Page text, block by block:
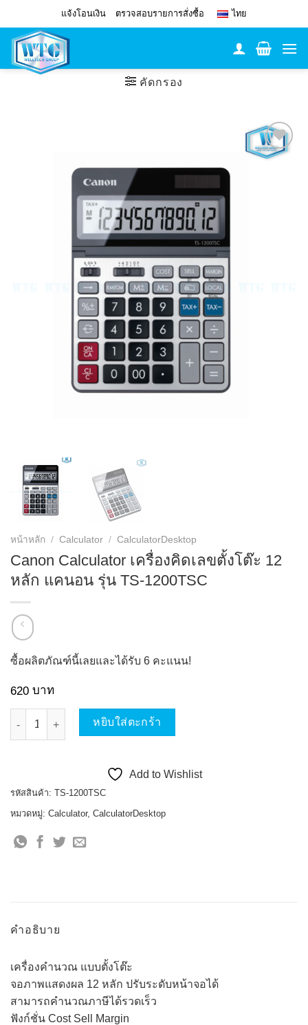
to
content
แจ้งโอนเงิน ตรวจสอบรายการสั่งซื้อ ไทย
คัดกรอง
หน้าหลัก / Calculator / CalculatorDesktop
Canon Calculator เครื่องคิดเลขตั้งโต๊ะ 12
หลัก แคนอน รุ่น TS-1200TSC
ซื้อผลิตภัณฑ์นี้เลยและได้รับ 6 คะแนน!
620 บาท
จำนวน Canon Calculator เครื่องคิดเลขตั้งโต๊ะ 12 หลัก แคนอน รุ่น
หยิบใส่ตะกร้า
Add to Wishlist
รหัสสินค้า: TS-1200TSC
หมวดหมู่: Calculator, CalculatorDesktop
คำอธิบาย
เครื่องคำนวณ แบบตั้งโต๊ะ
จอภาพแสดงผล 12 หลัก ปรับระดับหน้าจอได้
สามารถคำนวณภาษีได้รวดเร็ว
ฟังก์ชั่น Cost Sell Margin